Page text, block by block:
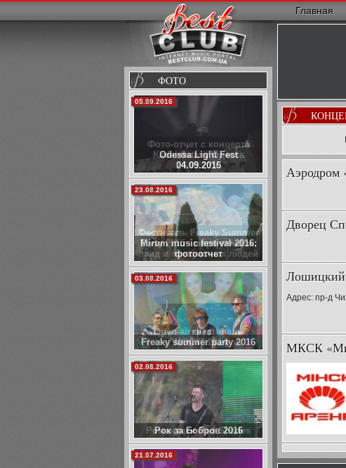
Главная
ФОТО
Фото-отчет с концерта
Kadebostany Одесса
24.09.2015
02.10.2015
Фестиваль Freaky Summer
Party 2015 - море улыбок,
панд и прекрасных людей
29.07.2015
Open-air фестиваль
"МОСТ" 2014
05.07.2014
Романтики Red Shades
03.01.2014
15.12.2013
Аэродром
Дворец
Лошицкий
Адрес: пр-д
МКСК